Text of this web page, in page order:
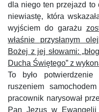
dla niego ten przejazd to
niewiastę, która
wyjściem do garażu
właśnie przysłanym
Bożej z jej słowami:
Ducha Świętego” z
To było
ruszeniem
pracownik narysował
Pan Jezus w